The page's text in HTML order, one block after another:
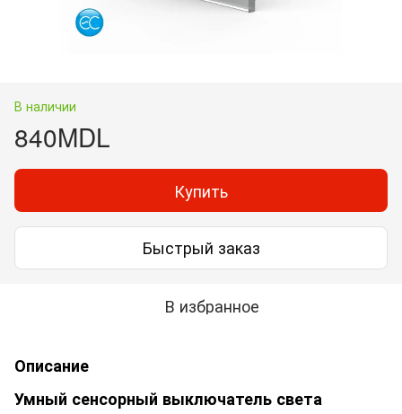
В наличии
840MDL
Купить
Быстрый заказ
В избранное
Описание
Умный сенсорный выключатель света